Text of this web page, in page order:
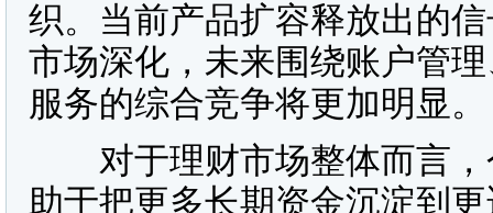
织。当前产品扩容释放出的
市场深化，未来围绕账户管
服务的综合竞争将更加明显。
对于理财市场整体而言，
助于把更多长期资金沉淀到